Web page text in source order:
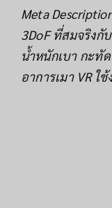
Meta
3DoF ที่สมจริงกั
น้ำหนักเบา กะทั
อาการเมา VR